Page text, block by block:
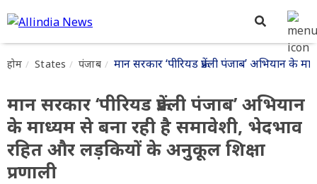
होम States पंजाब मान सरकार ‘पीरियड फ्रेंडली पंजाब’ अभियान
मान सरकार ‘पीरियड फ्रेंडली पंजाब’ अभियान
के माध्यम से बना रही है समावेशी, भेदभाव
रहित और लड़कियों के अनुकूल शिक्षा
प्रणाली